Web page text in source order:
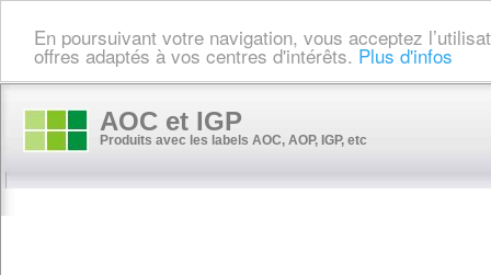
En poursuivant votre navigation, vous acceptez
offres adaptés à vos centres d'intérêts. Plus d'infos
AOC et IGP
Produits avec les labels AOC, AOP, IGP, etc